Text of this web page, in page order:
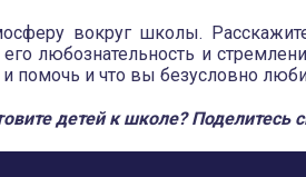
вокруг школы.
любознательность и
помочь и что вы безусловно
детей к школе?